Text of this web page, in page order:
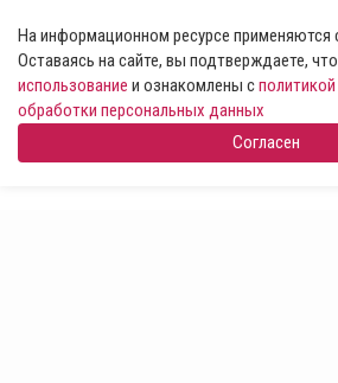
На информационном ресурсе
Оставаясь на сайте, вы подтверждаете, что
использование и ознакомлены с
обработки персональных данных
Согласен